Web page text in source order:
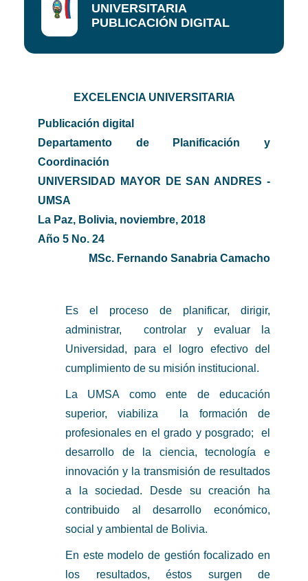
UNIVERSITARIA
PUBLICACIÓN DIGITAL
EXCELENCIA UNIVERSITARIA
Publicación digital
Departamento de Planificación y
Coordinación
UNIVERSIDAD MAYOR DE SAN ANDRES -
UMSA
La Paz, Bolivia, noviembre, 2018
Año 5 No. 24
MSc. Fernando Sanabria Camacho
Es el proceso de planificar, dirigir,
administrar, controlar y evaluar la
Universidad, para el logro efectivo del
cumplimiento de su misión institucional.
La UMSA como ente de educación
superior, viabiliza la formación de
profesionales en el grado y posgrado; el
desarrollo de la ciencia, tecnología e
innovación y la transmisión de resultados
a la sociedad. Desde su creación ha
contribuido al desarrollo económico,
social y ambiental de Bolivia.
En este modelo de gestión focalizado en
los resultados, éstos surgen de